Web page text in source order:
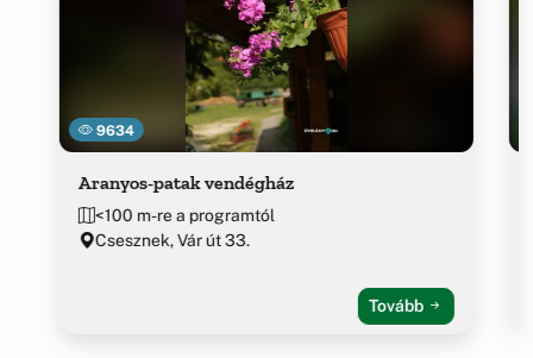
9634
Aranyos-patak vendégház
<100 m-re a programtól
Csesznek, Vár út 33.
Tovább